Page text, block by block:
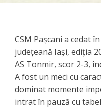
CSM Pașcani a cedat
județeană Iași, ediția
AS Tonmir, scor 2-3,
A fost un meci cu
dominat momente
intrat în pauză cu